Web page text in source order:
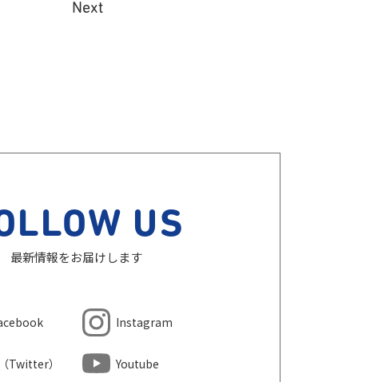
Next
US
最新情報をお届けします
Instagram
Twitter） Youtube